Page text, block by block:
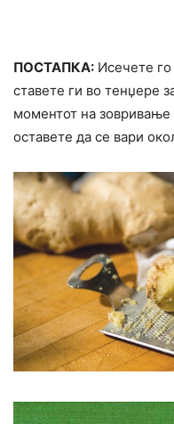
ПОСТАПКА: Исечете
ставете ги во тенџере
моментот на зовривање
оставете да се вари